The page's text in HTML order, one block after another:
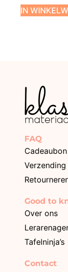
IN
FAQ
Cadeaubon
Verzending
Good to
Over ons
Tafelninja’s
Contact